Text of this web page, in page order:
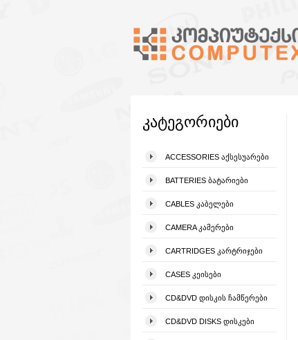
კატეგორიები
ACCESSORIES ᲐᲥᲡᲔᲡᲣᲐᲠᲔᲑᲘ
BATTERIES ᲑᲐᲢᲐᲠᲘᲔᲑᲘ
CABLES ᲙᲐᲑᲔᲚᲔᲑᲘ
CAMERA ᲙᲐᲛᲔᲠᲔᲑᲘ
CARTRIDGES ᲙᲐᲠᲢᲠᲘᲯᲔᲑᲘ
CASES ᲙᲔᲘᲡᲔᲑᲘ
CD&DVD ᲓᲘᲡᲙᲘᲡ ᲩᲐᲛᲬᲔᲠᲔᲑᲘ
CD&DVD DISKS ᲓᲘᲡᲙᲔᲑᲘ